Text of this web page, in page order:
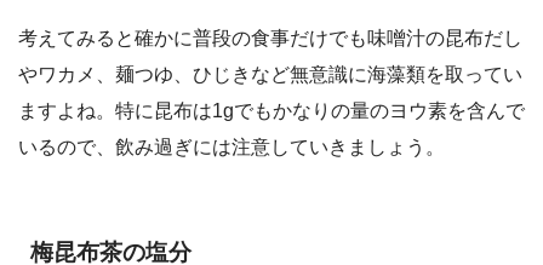
考えてみると確かに普段の食事だけでも味噌汁の昆布だし
やワカメ、麺つゆ、ひじきなど無意識に海藻類を取ってい
ますよね。特に昆布は1gでもかなりの量のヨウ素を含んで
いるので、飲み過ぎには注意していきましょう。
梅昆布茶の塩分